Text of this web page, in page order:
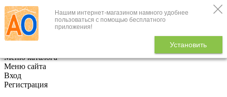
Нашим интернет-магазином намного удобнее
пользоваться с помощью бесплатного
приложения!
Установить
+7 (495) 646-888-1
В корзине
Меню каталога
Меню сайта
Вход
Регистрация